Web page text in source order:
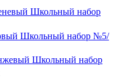
Школьный набор
Школьный набор №5/
Школьный набор